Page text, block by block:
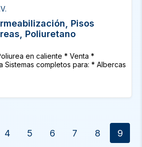
Pisos
Poliuretano
en caliente * Venta *
Sistemas completos para: * Albercas
4 5 6 7 8
9